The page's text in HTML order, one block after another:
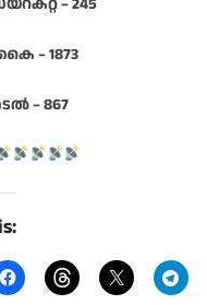
– 1873
– 867